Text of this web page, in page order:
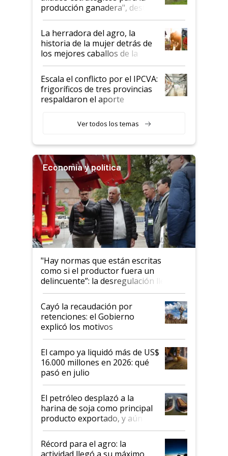
foco en la carne
producción ganadera", destaca
la iniciativa que ya reúne a 46
establecimientos en Argentina
La herradora del agro, la
historia de la mujer detrás de
los mejores caballos de la
Argentina y los mitos que
todavía hacen sufrir a estos
animales: "Mientras me
descalificaban, yo seguí
haciendo currículum"
Escala el conflicto por el IPCVA:
frigoríficos de tres provincias
respaldaron el aporte
Ver todos los temas
Economía y política
"Hay normas que están escritas
como si el productor fuera un
delincuente”: la desregulación llegó
al Congreso Aapresid y hasta se
habló del financiamiento al IPCVA
Cayó la recaudación por
retenciones: el Gobierno
explicó los motivos
El campo ya liquidó más de US$
16.000 millones en 2026: qué
pasó en julio
El petróleo desplazó a la
harina de soja como principal
producto exportado, y aún así
el agro aportó casi seis de cada
diez dólares y sostuvo el
liderazgo en un semestre
Récord para el agro: la